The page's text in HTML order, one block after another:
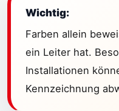
Wichtig:
Farben allein
ein Leiter hat.
Installationen
Kennzeichnung